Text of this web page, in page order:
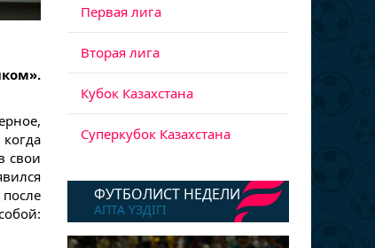
свои
Первая лига
Вторая лига
Кубок Казахстана
Суперкубок Казахстана
ФУТБОЛИСТ НЕДЕЛИ
АПТА ҮЗДІГІ